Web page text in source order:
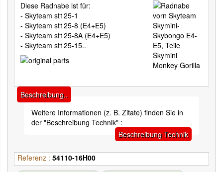
Diese Radnabe ist für:
- Skyteam st125-1
- Skyteam st125-8 (E4+E5)
- Skyteam st125-8A (E4+E5)
- Skyteam st125-15..
Beschreibung..
Weitere Informationen (z. B. Zitate) finden Sie in
der "Beschreibung Technik" :
Beschreibung Technik
Referenz : 54110-16H00